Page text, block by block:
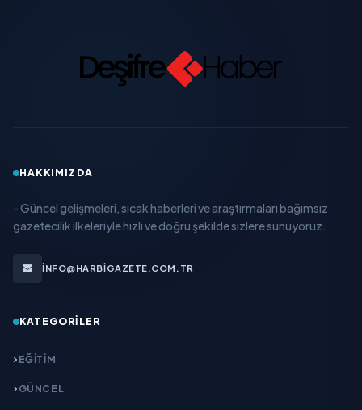
HAKKIMIZDA
- Güncel gelişmeleri, sıcak haberleri ve araştırmaları bağımsız
gazetecilik ilkeleriyle hızlı ve doğru şekilde sizlere sunuyoruz.
INFO@HARBIGAZETE.COM.TR
KATEGORILER
EĞITIM
GÜNCEL